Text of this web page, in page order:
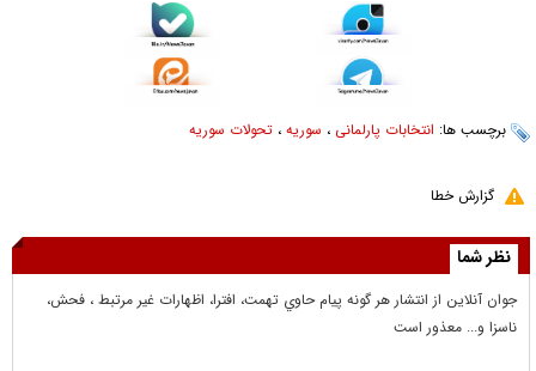
برچسب ها: انتخابات پارلمانی ، سوریه ، تحولات سوریه
گزارش خطا
نظر شما
جوان آنلاين از انتشار هر گونه پيام حاوي تهمت، افترا، اظهارات غير مرتبط ، فحش،
ناسزا و... معذور است